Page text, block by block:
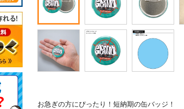
お急ぎの方にぴったり！短納期の缶バッジ！